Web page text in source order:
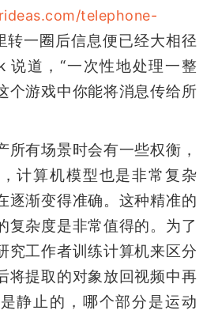
telephone-
转一圈后信息便已经大相径
说道，“一次性地处理一整
个游戏中你能将消息传给所
所有场景时会有一些权衡，
计算机模型也是非常复杂
逐渐变得准确。这种精准的
复杂度是非常值得的。为了
究工作者训练计算机来区分
将提取的对象放回视频中再
静止的，哪个部分是运动